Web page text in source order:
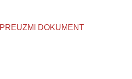
PREUZMI DOKUMENT